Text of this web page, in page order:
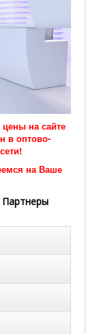
на сайте
в оптово-
на Ваше
Партнеры